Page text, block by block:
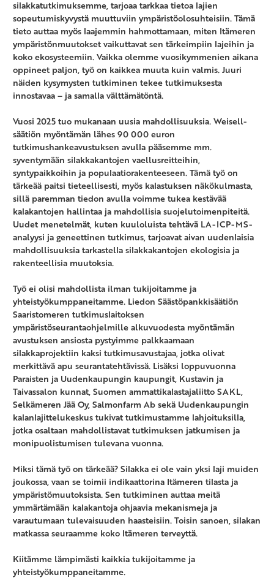
silakkatutkimuksemme, tarjoaa tarkkaa tietoa lajien
sopeutumiskyvystä muuttuviin ympäristöolosuhteisiin. Tämä
tieto auttaa myös laajemmin hahmottamaan, miten Itämeren
ympäristönmuutokset vaikuttavat sen tärkeimpiin lajeihin ja
koko ekosysteemiin. Vaikka olemme vuosikymmenien aikana
oppineet paljon, työ on kaikkea muuta kuin valmis. Juuri
näiden kysymysten tutkiminen tekee tutkimuksesta
innostavaa – ja samalla välttämätöntä.
Vuosi 2025 tuo mukanaan uusia mahdollisuuksia. Weisell-
säätiön myöntämän lähes 90 000 euron
tutkimushankeavustuksen avulla pääsemme mm.
syventymään silakkakantojen vaellusreitteihin,
syntypaikkoihin ja populaatiorakenteeseen. Tämä työ on
tärkeää paitsi tieteellisesti, myös kalastuksen näkökulmasta,
sillä paremman tiedon avulla voimme tukea kestävää
kalakantojen hallintaa ja mahdollisia suojelutoimenpiteitä.
Uudet menetelmät, kuten kuuloluista tehtävä LA-ICP-MS-
analyysi ja geneettinen tutkimus, tarjoavat aivan uudenlaisia
mahdollisuuksia tarkastella silakkakantojen ekologisia ja
rakenteellisia muutoksia.
Työ ei olisi mahdollista ilman tukijoitamme ja
yhteistyökumppaneitamme. Liedon Säästöpankkisäätiön
Saaristomeren tutkimuslaitoksen
ympäristöseurantaohjelmille alkuvuodesta myöntämän
avustuksen ansiosta pystyimme palkkaamaan
silakkaprojektiin kaksi tutkimusavustajaa, jotka olivat
merkittävä apu seurantatehtävissä. Lisäksi loppuvuonna
Paraisten ja Uudenkaupungin kaupungit, Kustavin ja
Taivassalon kunnat, Suomen ammattikalastajaliitto SAKL,
Selkämeren Jää Oy, Salmonfarm Ab sekä Uudenkaupungin
kalanlajittelukeskus tukivat tutkimustamme lahjoituksilla,
jotka osaltaan mahdollistavat tutkimuksen jatkumisen ja
monipuolistumisen tulevana vuonna.
Miksi tämä työ on tärkeää? Silakka ei ole vain yksi laji muiden
joukossa, vaan se toimii indikaattorina Itämeren tilasta ja
ympäristömuutoksista. Sen tutkiminen auttaa meitä
ymmärtämään kalakantoja ohjaavia mekanismeja ja
varautumaan tulevaisuuden haasteisiin. Toisin sanoen, silakan
matkassa seuraamme koko Itämeren terveyttä.
Kiitämme lämpimästi kaikkia tukijoitamme ja
yhteistyökumppaneitamme.